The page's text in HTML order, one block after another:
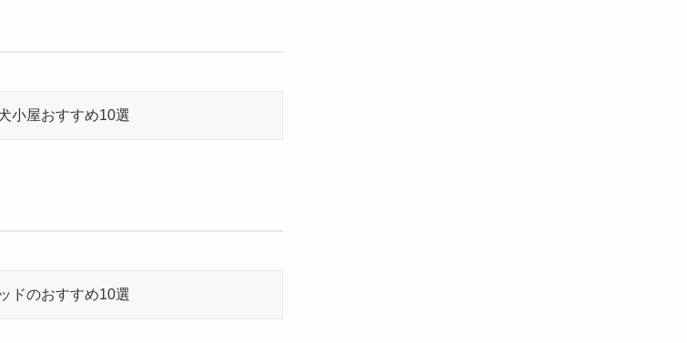
小屋おすすめ10選
ドのおすすめ10選